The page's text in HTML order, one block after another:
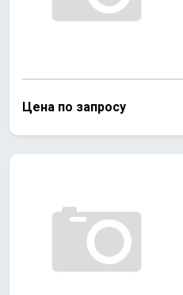
Цена по запросу